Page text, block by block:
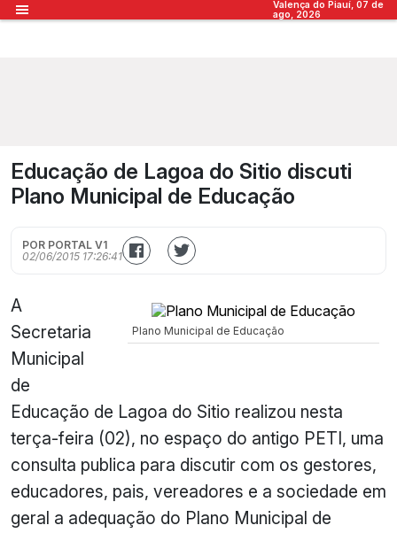
Valença do Piauí, 07 de
ago, 2026
Educação de Lagoa do Sitio discuti
Plano Municipal de Educação
POR PORTAL V1
02/06/2015 17:26:41
Plano Municipal de Educação
A
Secretaria
Municipal
de
Educação de Lagoa do Sitio realizou nesta
terça-feira (02), no espaço do antigo PETI, uma
consulta publica para discutir com os gestores,
educadores, pais, vereadores e a sociedade em
geral a adequação do Plano Municipal de